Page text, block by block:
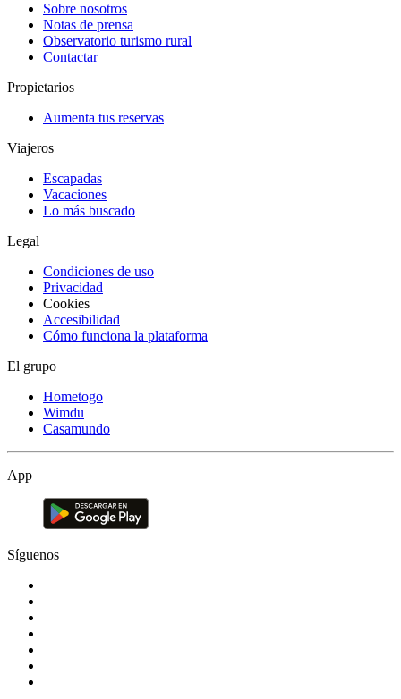
Sobre nosotros
Notas de prensa
Observatorio turismo rural
Contactar
Propietarios
Aumenta tus reservas
Viajeros
Escapadas
Vacaciones
Lo más buscado
Legal
Condiciones de uso
Privacidad
Cookies
Accesibilidad
Cómo funciona la plataforma
El grupo
Hometogo
Wimdu
Casamundo
App
Síguenos